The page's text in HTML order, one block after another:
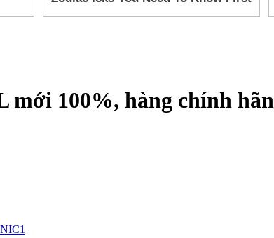
mới 100%, hàng chính hãn